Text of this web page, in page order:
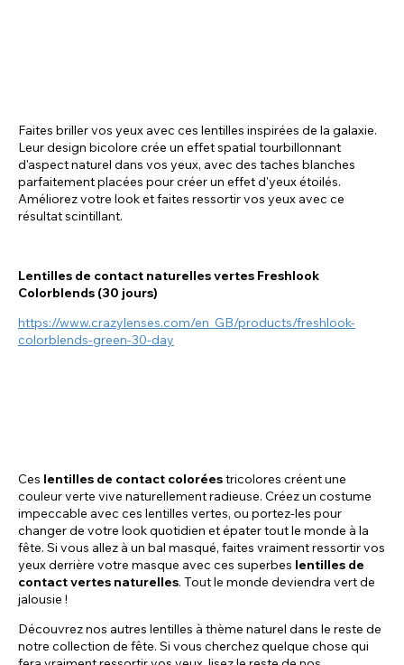
Faites briller vos yeux avec ces lentilles inspirées de la galaxie.
Leur design bicolore crée un effet spatial tourbillonnant
d'aspect naturel dans vos yeux, avec des taches blanches
parfaitement placées pour créer un effet d'yeux étoilés.
Améliorez votre look et faites ressortir vos yeux avec ce
résultat scintillant.
Lentilles de contact naturelles vertes Freshlook
Colorblends (30 jours)
https://www.crazylenses.com/en_GB/products/freshlook-
colorblends-green-30-day
Ces lentilles de contact coloréestricolores créent une
couleur verte vive naturellement radieuse. Créez un costume
impeccable avec ces lentilles vertes, ou portez-les pour
changer de votre look quotidien et épater tout le monde à la
fête. Si vous allez à un bal masqué, faites vraiment ressortir vos
yeux derrière votre masque avec ces superbes lentilles de
contact vertes naturelles. Tout le monde deviendra vert de
jalousie !
Découvrez nos autres lentilles à thème naturel dans le reste de
notre collection de fête. Si vous cherchez quelque chose qui